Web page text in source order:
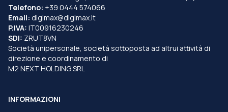
Telefono: +39 0444 574066
Email: digimax@digimax.it
P.IVA: IT00916230246
SDI: ZRUT8VN
Società unipersonale, società sottoposta ad altrui attività di
direzione e coordinamento di
M2 NEXT HOLDING SRL
INFORMAZIONI